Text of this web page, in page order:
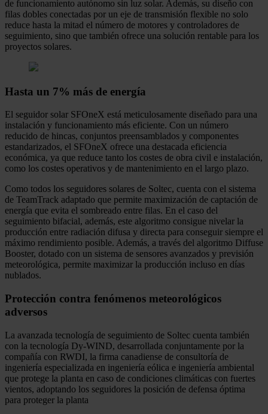
de funcionamiento autónomo sin luz solar. Además, su diseño con
filas dobles conectadas por un eje de transmisión flexible no solo
reduce hasta la mitad el número de motores y controladores de
seguimiento, sino que también ofrece una solución rentable para los
proyectos solares.
Hasta un 7% más de energía
El seguidor solar SFOneX está meticulosamente diseñado para una
instalación y funcionamiento más eficiente. Con un número
reducido de hincas, conjuntos preensamblados y componentes
estandarizados, el SFOneX ofrece una destacada eficiencia
económica, ya que reduce tanto los costes de obra civil e instalación,
como los costes operativos y de mantenimiento en el largo plazo.
Como todos los seguidores solares de Soltec, cuenta con el sistema
de TeamTrack adaptado que permite maximización de captación de
energía que evita el sombreado entre filas. En el caso del
seguimiento bifacial, además, este algoritmo consigue nivelar la
producción entre radiación difusa y directa para conseguir siempre el
máximo rendimiento posible. Además, a través del algoritmo Diffuse
Booster, dotado con un sistema de sensores avanzados y previsión
meteorológica, permite maximizar la producción incluso en días
nublados.
Protección contra fenómenos meteorológicos
adversos
La avanzada tecnología de seguimiento de Soltec cuenta también
con la tecnología Dy-WIND, desarrollada conjuntamente por la
compañía con RWDI, la firma canadiense de consultoría de
ingeniería especializada en ingeniería eólica e ingeniería ambiental
que protege la planta en caso de condiciones climáticas con fuertes
vientos, adoptando los seguidores la posición de defensa óptima
para proteger la planta